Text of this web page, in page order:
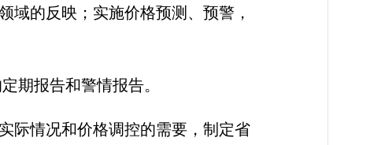
域的反映；实施价格预测、预警，
期报告和警情报告。
情况和价格调控的需要，制定省